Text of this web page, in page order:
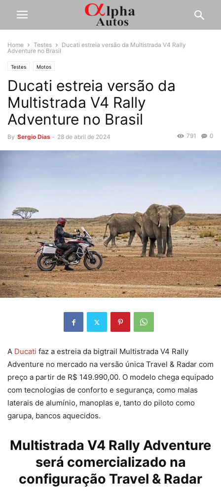
Home Testes
Ducati estreia versão da Multistrada V4 Rally
Adventure no Brasil
Testes Motos
Ducati estreia versão da
Multistrada V4 Rally
Adventure no Brasil
By Sergio Dias - 28 de abril de 2024 0
791
A Ducati faz a estreia da bigtrail Multistrada V4 Rally
Adventure no mercado na versão única Travel & Radar com
preço a partir de R$ 149.990,00. O modelo chega equipado
com tecnologias de conforto e segurança, como malas
laterais de alumínio, manoplas e, tanto do piloto como
garupa, bancos aquecidos.
Multistrada V4 Rally Adventure
será comercializado na
configuração Travel & Radar